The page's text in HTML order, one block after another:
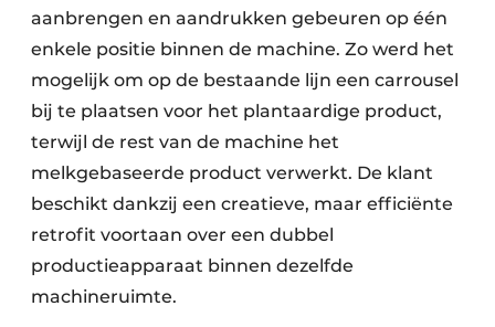
aanbrengen en aandrukken gebeuren op één
enkele positie binnen de machine. Zo werd het
mogelijk om op de bestaande lijn een carrousel
bij te plaatsen voor het plantaardige product,
terwijl de rest van de machine het
melkgebaseerde product verwerkt. De klant
beschikt dankzij een creatieve, maar efficiënte
retrofit voortaan over een dubbel
productieapparaat binnen dezelfde
machineruimte.